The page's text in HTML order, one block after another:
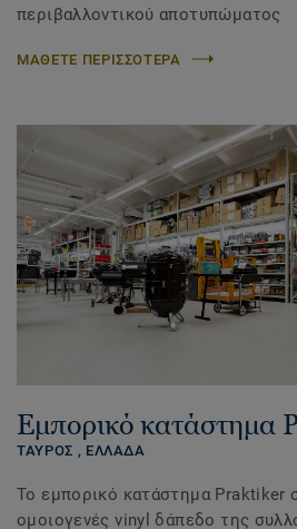
περιβαλλοντικού αποτυπώματος
ΜΑΘΕΤΕ ΠΕΡΙΣΣΟΤΕΡΑ
Εμπορικό κατάστημα
ΤΑΥΡΟΣ , ΕΛΛΑΔΑ
Το εμπορικό κατάστημα Praktiker
ομοιογενές vinyl δάπεδο της